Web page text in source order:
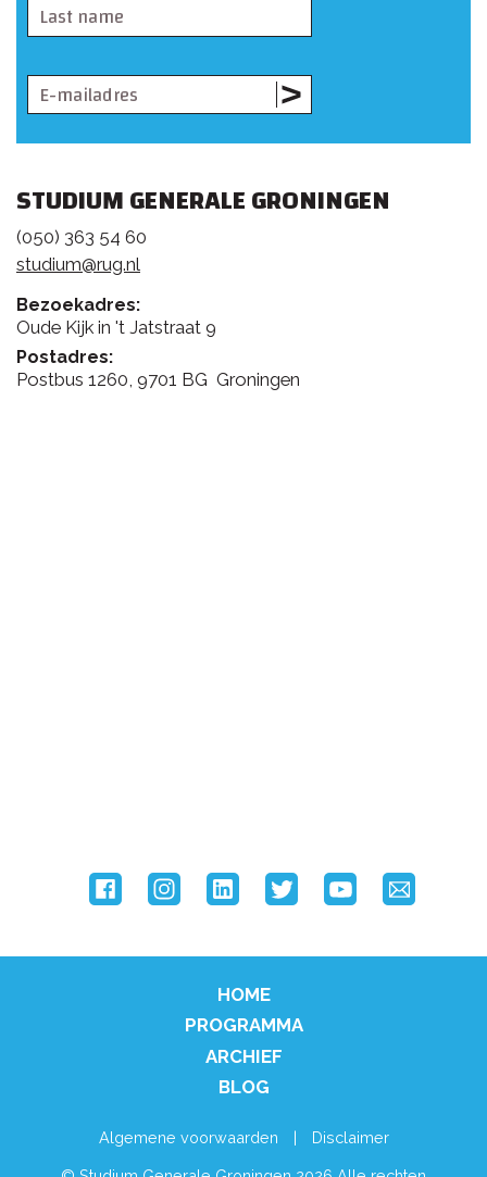
STUDIUM GENERALE GRONINGEN
(050) 363 54 60
studium@rug.nl
Bezoekadres:
Oude Kijk in 't Jatstraat 9
Postadres:
Postbus 1260, 9701 BG Groningen
HOME
PROGRAMMA
ARCHIEF
BLOG
DISCLAIMER
Algemene voorwaarden Disclaimer